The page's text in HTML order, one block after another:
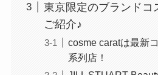
東京限定のブランドコ
ご紹介♪
cosme caratは最新
系列店！